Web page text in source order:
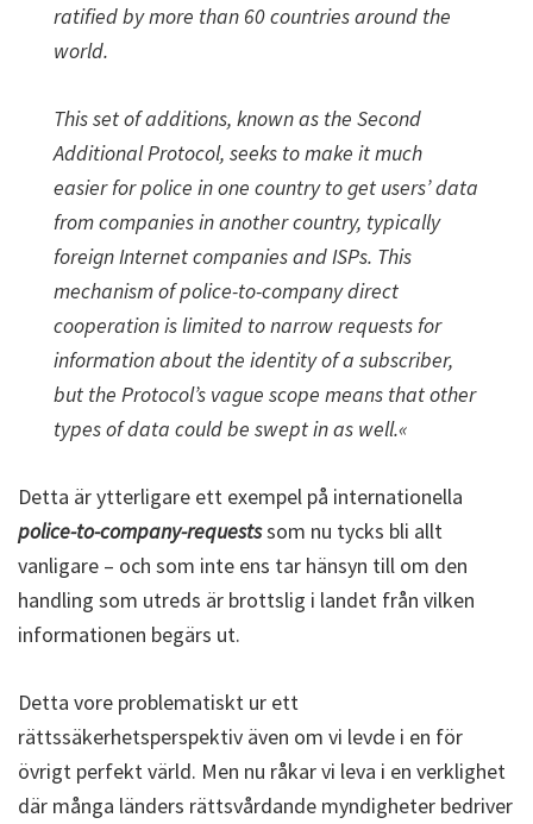
ratified by more than 60 countries around the
world.
This set of additions, known as the Second
Additional Protocol, seeks to make it much
easier for police in one country to get users’ data
from companies in another country, typically
foreign Internet companies and ISPs. This
mechanism of police-to-company direct
cooperation is limited to narrow requests for
information about the identity of a subscriber,
but the Protocol’s vague scope means that other
types of data could be swept in as well.«
Detta är ytterligare ett exempel på internationella
police-to-company-requestssom nu tycks bli allt
vanligare – och som inte ens tar hänsyn till om den
handling som utreds är brottslig i landet från vilken
informationen begärs ut.
Detta vore problematiskt ur ett
rättssäkerhetsperspektiv även om vi levde i en för
övrigt perfekt värld. Men nu råkar vi leva i en verklighet
där många länders rättsvårdande myndigheter bedriver